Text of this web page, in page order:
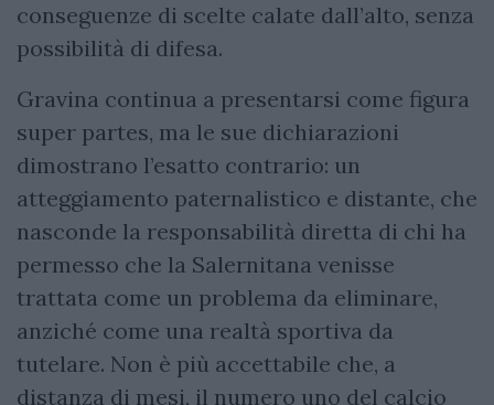
conseguenze di scelte calate dall’alto, senza
possibilità di difesa.
Gravina continua a presentarsi come figura
super partes, ma le sue dichiarazioni
dimostrano l’esatto contrario: un
atteggiamento paternalistico e distante, che
nasconde la responsabilità diretta di chi ha
permesso che la Salernitana venisse
trattata come un problema da eliminare,
anziché come una realtà sportiva da
tutelare. Non è più accettabile che, a
distanza di mesi, il numero uno del calcio